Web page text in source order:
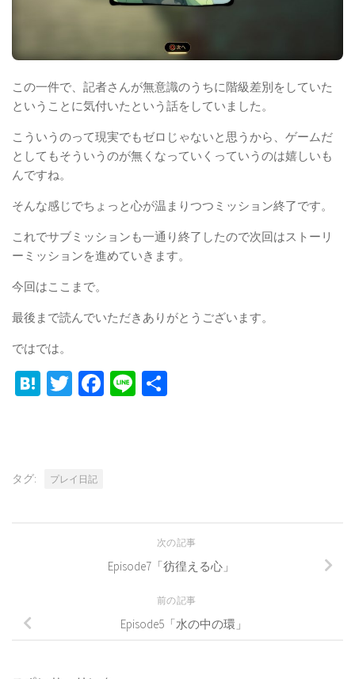
この一件で、記者さんが無意識のうちに階級差別をしていた
ということに気付いたという話をしていました。
こういうのって現実でもゼロじゃないと思うから、ゲームだ
としてもそういうのが無くなっていくっていうのは嬉しいも
んですね。
そんな感じでちょっと心が温まりつつミッション終了です。
これでサブミッションも一通り終了したので次回はストーリ
ーミッションを進めていきます。
今回はここまで。
最後まで読んでいただきありがとうございます。
ではでは。
Hatena
TwitterFacebook
Line
タグ: プレイ日記
次の記事
Episode7「彷徨える心」
前の記事
Episode5「水の中の環」